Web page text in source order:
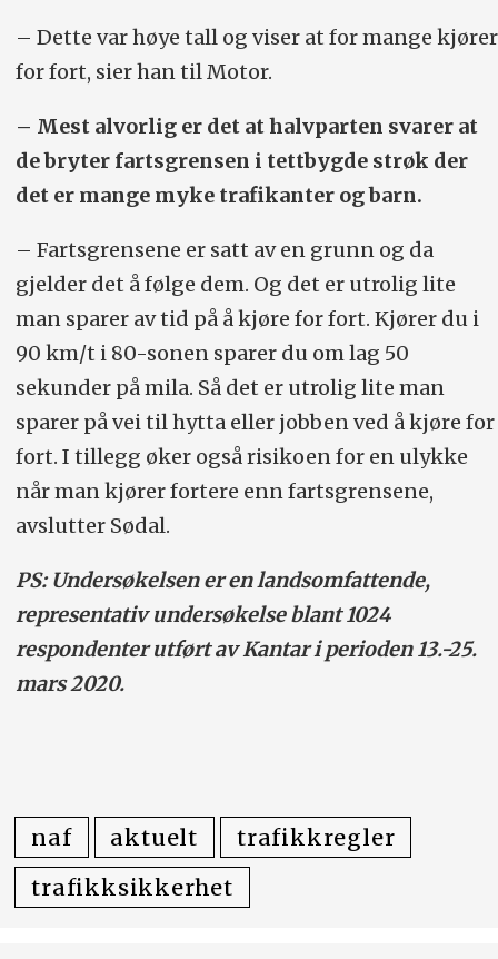
– Dette var høye tall og viser at for mange kjører
for fort, sier han til Motor.
– Mest alvorlig er det at halvparten svarer at
de bryter fartsgrensen i tettbygde strøk der
det er mange myke trafikanter og barn.
– Fartsgrensene er satt av en grunn og da
gjelder det å følge dem. Og det er utrolig lite
man sparer av tid på å kjøre for fort. Kjører du i
90 km/t i 80-sonen sparer du om lag 50
sekunder på mila. Så det er utrolig lite man
sparer på vei til hytta eller jobben ved å kjøre for
fort. I tillegg øker også risikoen for en ulykke
når man kjører fortere enn fartsgrensene,
avslutter Sødal.
PS: Undersøkelsen er en landsomfattende,
representativ undersøkelse blant 1024
respondenter utført av Kantar i perioden 13.-25.
mars 2020.
naf aktuelt
trafikkregler
trafikksikkerhet